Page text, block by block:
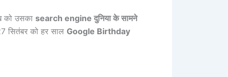
को उसका search engine दुनिया के सामने
सितंबर को हर साल Google Birthday